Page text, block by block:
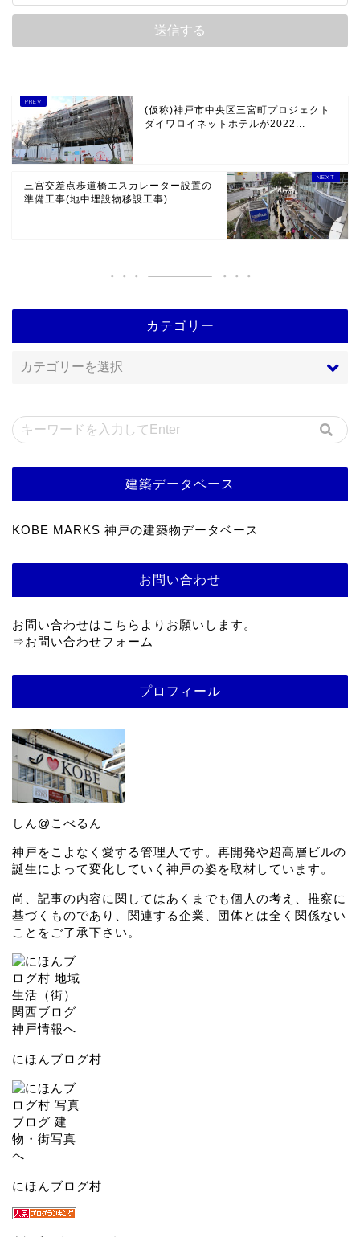
COMMENT
ダイワロイネットホテルが2022...
カテゴリー
建築データベース
KOBE MARKS 神戸の建築物データベース
お問い合わせはこちらよりお願いします。
⇒ お問い合わせフォーム
プロフィール
しん@こべるん
神戸をこよなく愛する管理人です。再開発や超高層ビルの
尚、記事の内容に関してはあくまでも個人の考え、推察に
基づくものであり、関連する企業、団体とは全く関係ない
ことをご了承下さい。